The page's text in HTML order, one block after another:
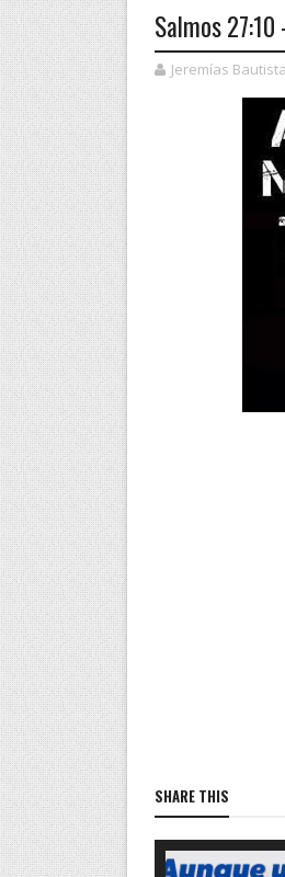
Salmos
Jeremías Bautista
SHARE THIS